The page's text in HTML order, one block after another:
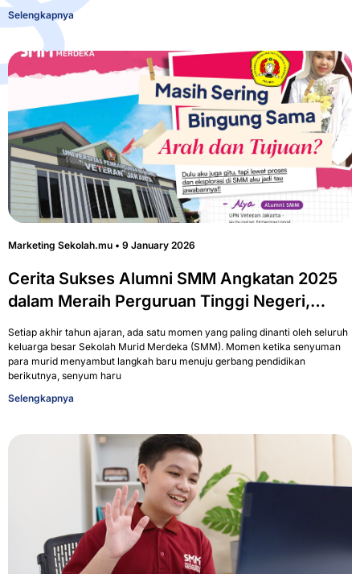
Selengkapnya
Cerita Sukses Alumni SMM Angkatan 2025
dalam Meraih Perguruan Tinggi Negeri,
Swasta, hingga Luar Negeri
Marketing Sekolah.mu 9 January 2026
Setiap akhir tahun ajaran, ada satu momen yang paling dinanti oleh seluruh
keluarga besar Sekolah Murid Merdeka (SMM). Momen ketika senyuman
para murid menyambut langkah baru menuju gerbang pendidikan
berikutnya, senyum haru
Selengkapnya